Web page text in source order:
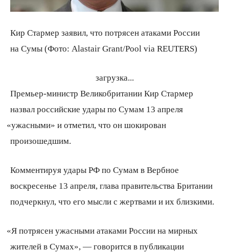
Кир Стармер заявил, что потрясен атаками России
на Сумы (Фото: Alastair Grant/Pool via REUTERS)
загрузка...
Премьер-министр Великобритании Кир Стармер
назвал российские удары по Сумам 13 апреля
«ужасными» и отметил, что он шокирован
произошедшим.
Комментируя удары РФ по Сумам в Вербное
воскресенье 13 апреля, глава правительства Британии
подчеркнул, что его мысли с жертвами и их близкими.
«Я потрясен ужасными атаками России на мирных
жителей в Сумах», — говорится в публикации